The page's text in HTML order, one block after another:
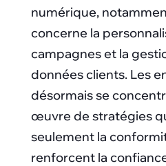
numérique,
concerne la
campagnes et la
données clients. Les
désormais se
œuvre de stratégies
seulement la
renforcent la